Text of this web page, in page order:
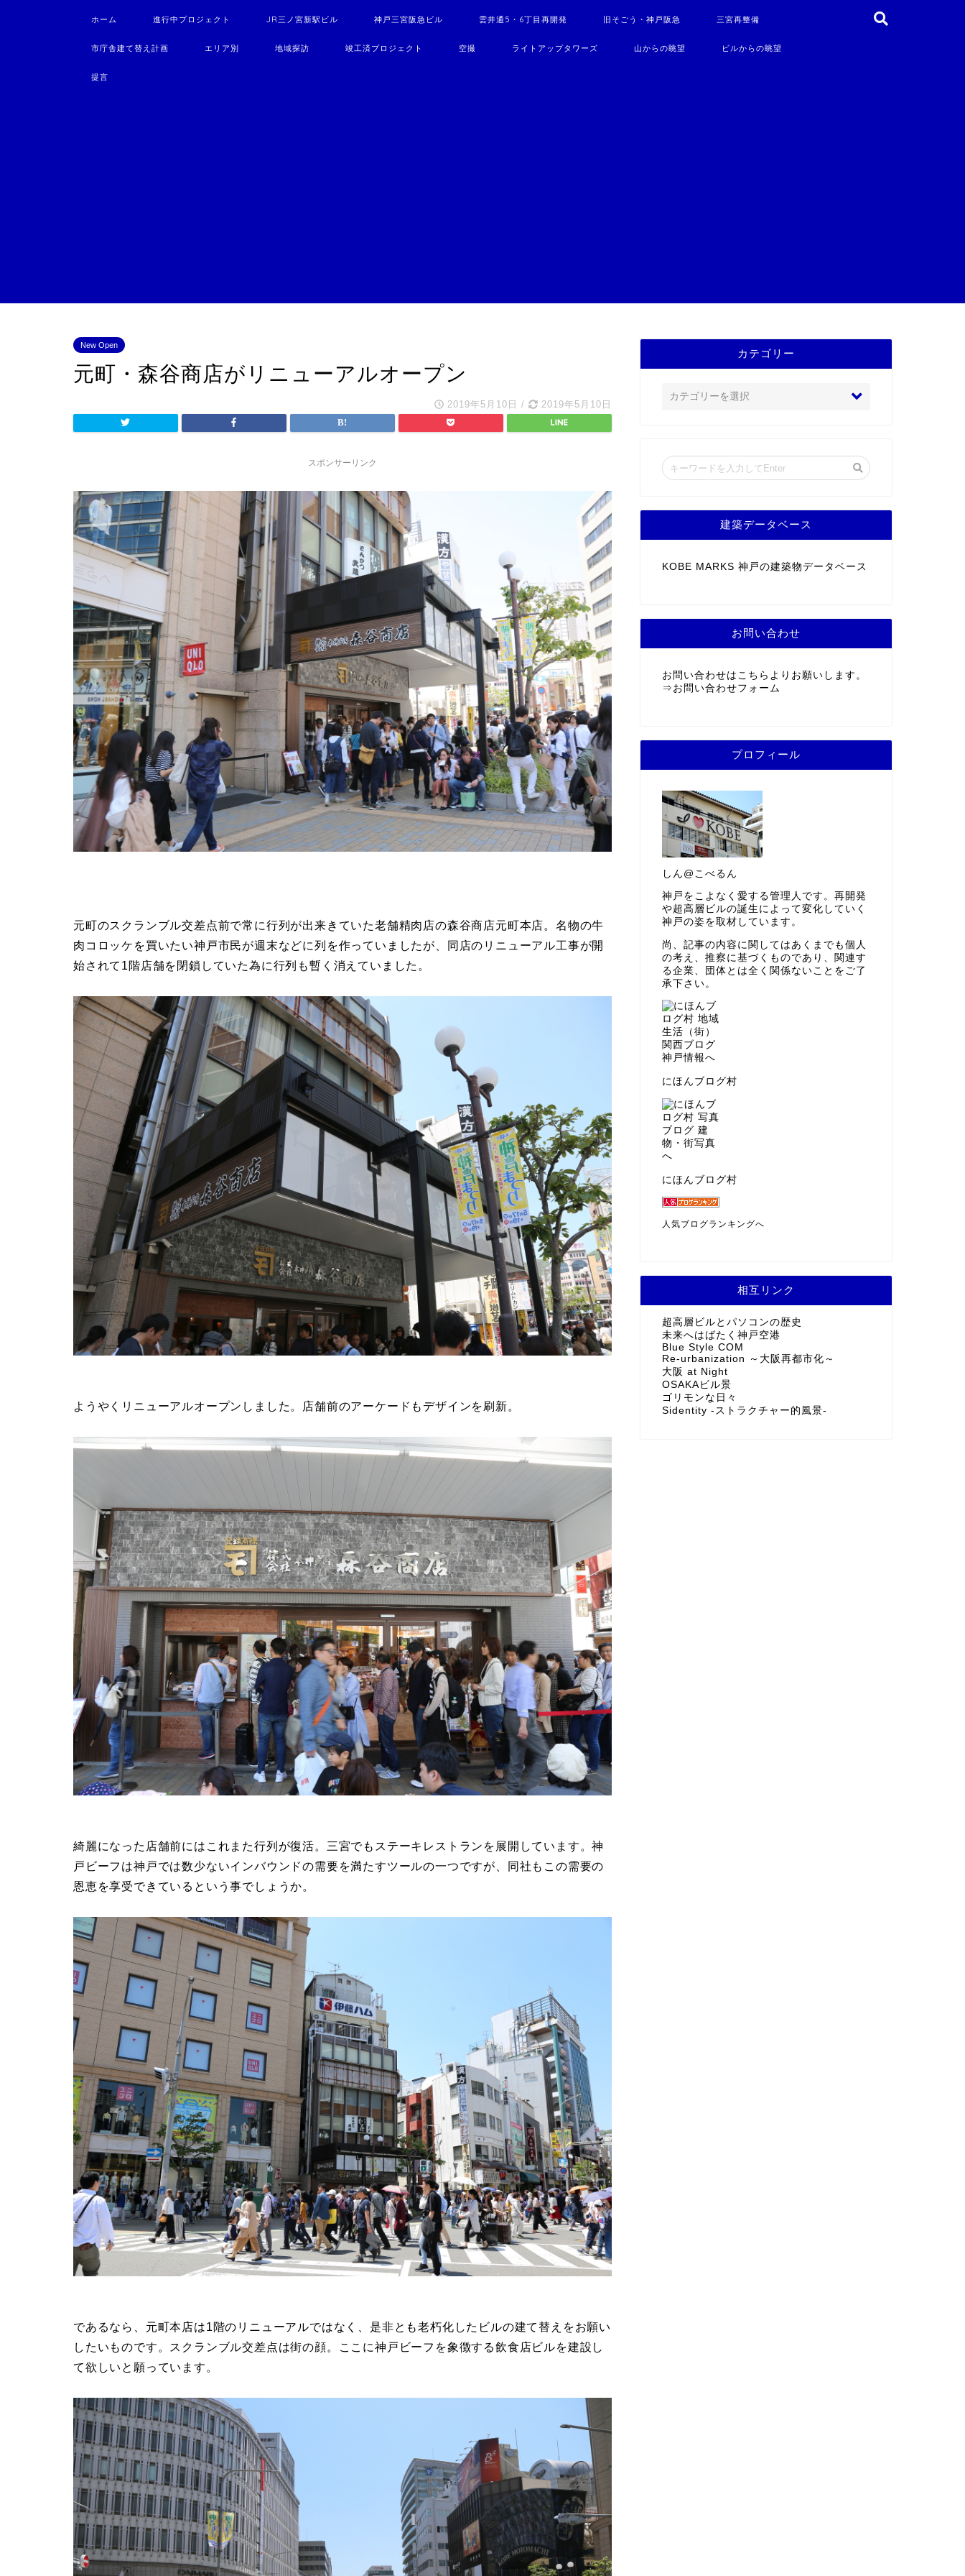
ホーム 進行中プロジェクト JR三ノ宮新駅ビル 神戸三宮阪急ビル 雲井通5・6丁目再開発 旧そごう・神戸阪急 三宮再整備
市庁舎建て替え計画 エリア別 地域探訪 竣工済プロジェクト 空撮 ライトアップタワーズ 山からの眺望 ビルからの眺望
提言
New Open
元町・森谷商店がリニューアルオープン
2019年5月10日 / 2019年5月10日
スポンサーリンク
元町のスクランブル交差点前で常に行列が出来きていた老舗精肉店の森谷商店元町本店。名物の牛
肉コロッケを買いたい神戸市民が週末などに列を作っていましたが、同店のリニューアル工事が開
始されて1階店舗を閉鎖していた為に行列も暫く消えていました。
ようやくリニューアルオープンしました。店舗前のアーケードもデザインを刷新。
綺麗になった店舗前にはこれまた行列が復活。三宮でもステーキレストランを展開しています。神
戸ビーフは神戸では数少ないインバウンドの需要を満たすツールの一つですが、同社もこの需要の
恩恵を享受できているという事でしょうか。
であるなら、元町本店は1階のリニューアルではなく、是非とも老朽化したビルの建て替えをお願い
したいものです。スクランブル交差点は街の顔。ここに神戸ビーフを象徴する飲食店ビルを建設し
て欲しいと願っています。
カテゴリー
建築データベース
KOBE MARKS 神戸の建築物データベース
お問い合わせ
お問い合わせはこちらよりお願いします。
⇒ お問い合わせフォーム
プロフィール
しん@こべるん
神戸をこよなく愛する管理人です。再開発
や超高層ビルの誕生によって変化していく
神戸の姿を取材しています。
尚、記事の内容に関してはあくまでも個人
の考え、推察に基づくものであり、関連す
る企業、団体とは全く関係ないことをご了
承下さい。
にほんブログ村
にほんブログ村
人気ブログランキングへ
相互リンク
超高層ビルとパソコンの歴史
未来へはばたく神戸空港
Blue Style COM
Re-urbanization ～大阪再都市化～
大阪 at Night
OSAKAビル景
ゴリモンな日々
Sidentity -ストラクチャー的風景-